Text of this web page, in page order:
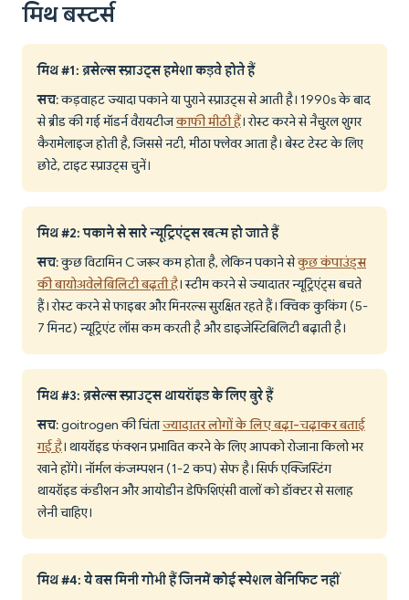
मिथ बस्टर्स
मिथ #1: ब्रसेल्स स्प्राउट्स हमेशा कड़वे होते हैं
सच: कड़वाहट ज्यादा पकाने या पुराने स्प्राउट्स से आती है। 1990s के बाद
से ब्रीड की गई मॉडर्न वैरायटीजकाफी मीठी हैं। रोस्ट करने से नैचुरल शुगर
कैरामेलाइज होती है, जिससे नटी, मीठा फ्लेवर आता है। बेस्ट टेस्ट के लिए
छोटे, टाइट स्प्राउट्स चुनें।
मिथ #2: पकाने से सारे न्यूट्रिएंट्स खत्म हो जाते हैं
सच: कुछ विटामिन C जरूर कम होता है, लेकिन पकाने सेकुछ कंपाउंड्स
की बायोअवेलेबिलिटी बढ़ती है। स्टीम करने से ज्यादातर न्यूट्रिएंट्स बचते
हैं। रोस्ट करने से फाइबर और मिनरल्स सुरक्षित रहते हैं। क्विक कुकिंग (5-
7 मिनट) न्यूट्रिएंट लॉस कम करती है और डाइजेस्टिबिलिटी बढ़ाती है।
मिथ #3: ब्रसेल्स स्प्राउट्स थायरॉइड के लिए बुरे हैं
सच: goitrogen की चिंताज्यादातर लोगों के लिए बढ़ा-चढ़ाकर बताई
गई है। थायरॉइड फंक्शन प्रभावित करने के लिए आपको रोजाना किलो भर
खाने होंगे। नॉर्मल कंजम्पशन (1-2 कप) सेफ है। सिर्फ एक्जिस्टिंग
थायरॉइड कंडीशन और आयोडीन डेफिशिएंसी वालों को डॉक्टर से सलाह
लेनी चाहिए।
मिथ #4: ये बस मिनी गोभी हैं जिनमें कोई स्पेशल बेनिफिट नहीं